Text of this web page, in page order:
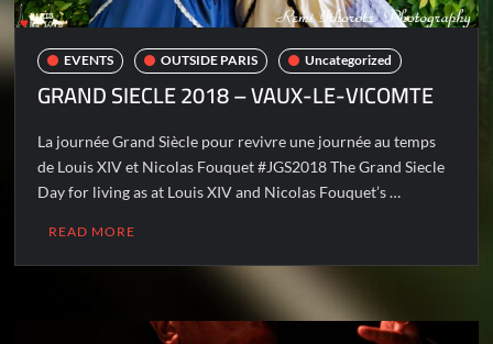
EVENTS OUTSIDE PARIS Uncategorized
GRAND SIECLE 2018 – VAUX-LE-VICOMTE
La journée Grand Siècle pour revivre une journée au temps
de Louis XIV et Nicolas Fouquet #JGS2018 The Grand Siecle
Day for living as at Louis XIV and Nicolas Fouquet’s …
READ MORE